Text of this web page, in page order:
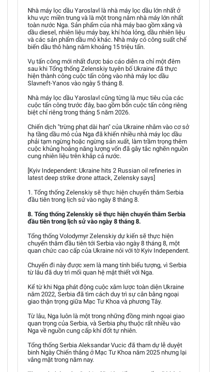
Nhà máy lọc dầu Yaroslavl là nhà máy lọc dầu lớn nhất ở
khu vực miền trung và là một trong năm nhà máy lớn nhất
toàn nước Nga. Sản phẩm của nhà máy bao gồm xăng và
dầu diesel, nhiên liệu máy bay, khí hóa lỏng, dầu nhiên liệu
và các sản phẩm dầu mỏ khác. Nhà máy có công suất chế
biến dầu thô hàng năm khoảng 15 triệu tấn.
Vụ tấn công mới nhất được báo cáo diễn ra chỉ một đêm
sau khi Tổng thống Zelenskiy tuyên bố Ukraine đã thực
hiện thành công cuộc tấn công vào nhà máy lọc dầu
Slavneft-Yanos vào ngày 5 tháng 8.
Nhà máy lọc dầu Yaroslavl cũng từng là mục tiêu của các
cuộc tấn công trước đây, bao gồm bốn cuộc tấn công riêng
biệt chỉ riêng trong tháng 5 năm 2026.
Chiến dịch "trừng phạt dài hạn" của Ukraine nhằm vào cơ sở
hạ tầng dầu mỏ của Nga đã khiến nhiều nhà máy lọc dầu
phải tạm ngừng hoặc ngừng sản xuất, làm trầm trọng thêm
cuộc khủng hoảng năng lượng vốn đã gây tắc nghẽn nguồn
cung nhiên liệu trên khắp cả nước.
[Kyiv Independent: Ukraine hits 2 Russian oil refineries in
latest deep strike drone attack, Zelensky says]
1. Tổng thống Zelenskiy sẽ thực hiện chuyến thăm Serbia
đầu tiên trong lịch sử vào ngày 8 tháng 8.
8. Tổng thống Zelenskiy sẽ thực hiện chuyến thăm Serbia
đầu tiên trong lịch sử vào ngày 8 tháng 8.
Tổng thống Volodymyr Zelenskiy dự kiến sẽ thực hiện
chuyến thăm đầu tiên tới Serbia vào ngày 8 tháng 8, một
quan chức cao cấp của Ukraine nói với tờ Kyiv Independent.
Chuyến đi này được xem là mang tính biểu tượng, vì Serbia
từ lâu đã duy trì mối quan hệ mật thiết với Nga.
Kể từ khi Nga phát động cuộc xâm lược toàn diện Ukraine
năm 2022, Serbia đã tìm cách duy trì sự cân bằng ngoại
giao thận trọng giữa Mạc Tư Khoa và phương Tây.
Từ lâu, Nga luôn là một trong những đồng minh ngoại giao
quan trọng của Serbia, và Serbia phụ thuộc rất nhiều vào
Nga về nguồn cung cấp khí đốt tự nhiên.
Tổng thống Serbia Aleksandar Vucic đã tham dự lễ duyệt
binh Ngày Chiến thắng ở Mạc Tư Khoa năm 2025 nhưng lại
vắng mặt trong năm nay.